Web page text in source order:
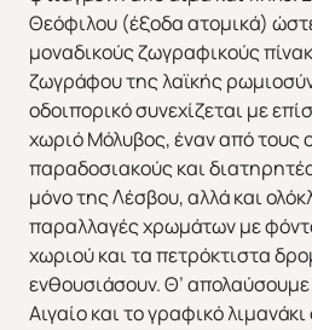
Θεόφιλου (έξοδα ατομικά)
μοναδικούς ζωγραφικούς
ζωγράφου της λαϊκής
οδοιπορικό συνεχίζεται με
χωριό Μόλυβος, έναν από τους
παραδοσιακούς και
μόνο της Λέσβου, αλλά και
παραλλαγές χρωμάτων με
χωριού και τα πετρόκτιστα
ενθουσιάσουν. Θ’
Αιγαίο και το γραφικό